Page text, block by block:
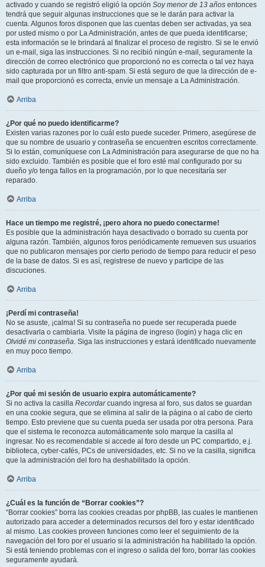
activado y cuando se registró eligió la opción Soy menor de 13 años entonces
tendrá que seguir algunas instrucciones que se le darán para activar la
cuenta. Algunos foros disponen que las cuentas deben ser activadas, ya sea
por usted mismo o por La Administración, antes de que pueda identificarse;
esta información se le brindará al finalizar el proceso de registro. Si se le envió
un e-mail, siga las instrucciones. Si no recibió ningún e-mail, seguramente la
dirección de correo electrónico que proporcionó no es correcta o tal vez haya
sido capturada por un filtro anti-spam. Si está seguro de que la dirección de e-
mail que proporcionó es correcta, envíe un mensaje a La Administración.
Arriba
¿Por qué no puedo identificarme?
Existen varias razones por lo cuál esto puede suceder. Primero, asegúrese de
que su nombre de usuario y contraseña se encuentren escritos correctamente.
Si lo están, comuníquese con La Administración para asegurarse de que no ha
sido excluido. También es posible que el foro esté mal configurado por su
dueño y/o tenga fallos en la programación, por lo que necesitaría ser
reparado.
Arriba
Hace un tiempo me registré, ¡pero ahora no puedo conectarme!
Es posible que la administración haya desactivado o borrado su cuenta por
alguna razón. También, algunos foros periódicamente remueven sus usuarios
que no publicaron mensajes por cierto periodo de tiempo para reducir el peso
de la base de datos. Si es así, registrese de nuevo y participe de las
discuciones.
Arriba
¡Perdí mi contraseña!
No se asuste, ¡calma! Si su contraseña no puede ser recuperada puede
desactivarla o cambiarla. Visite la página de ingreso (login) y haga clic en
Olvidé mi contraseña. Siga las instrucciones y estará identificado nuevamente
en muy poco tiempo.
Arriba
¿Por qué mi sesión de usuario expira automáticamente?
Si no activa la casilla Recordarcuando ingresa al foro, sus datos se guardan
en una cookie segura, que se elimina al salir de la página o al cabo de cierto
tiempo. Esto previene que su cuenta pueda ser usada por otra persona. Para
que el sistema le reconozca automáticamente solo marque la casilla al
ingresar. No es recomendable si accede al foro desde un PC compartido, e.j.
biblioteca, cyber-cafés, PCs de universidades, etc. Si no ve la casilla, significa
que la administración del foro ha deshabilitado la opción.
Arriba
¿Cuál es la función de “Borrar cookies”?
“Borrar cookies” borra las cookies creadas por phpBB, las cuales le mantienen
autorizado para acceder a determinados recursos del foro y estar identificado
al mismo. Las cookies proveen funciones como leer el seguimiento de la
navegación del foro por el usuario si la administración ha habilitado la opción.
Si está teniendo problemas con el ingreso o salida del foro, borrar las cookies
seguramente ayudará.